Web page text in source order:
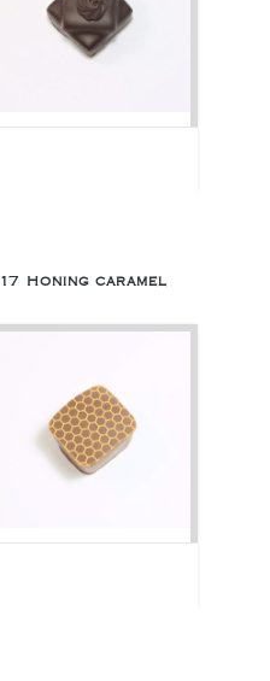
17 Honing caramel